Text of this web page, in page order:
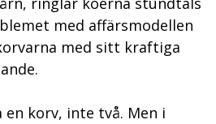
med affärsmodellen
med sitt kraftiga
en korv, inte två. Men i